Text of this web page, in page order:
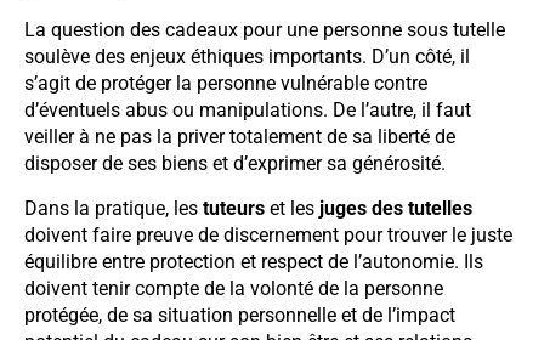
La question des cadeaux pour une personne sous tutelle
soulève des enjeux éthiques importants. D’un côté, il
s’agit de protéger la personne vulnérable contre
d’éventuels abus ou manipulations. De l’autre, il faut
veiller à ne pas la priver totalement de sa liberté de
disposer de ses biens et d’exprimer sa générosité.
Dans la pratique, les tuteurs et les juges des tutelles
doivent faire preuve de discernement pour trouver le juste
équilibre entre protection et respect de l’autonomie. Ils
doivent tenir compte de la volonté de la personne
protégée, de sa situation personnelle et de l’impact